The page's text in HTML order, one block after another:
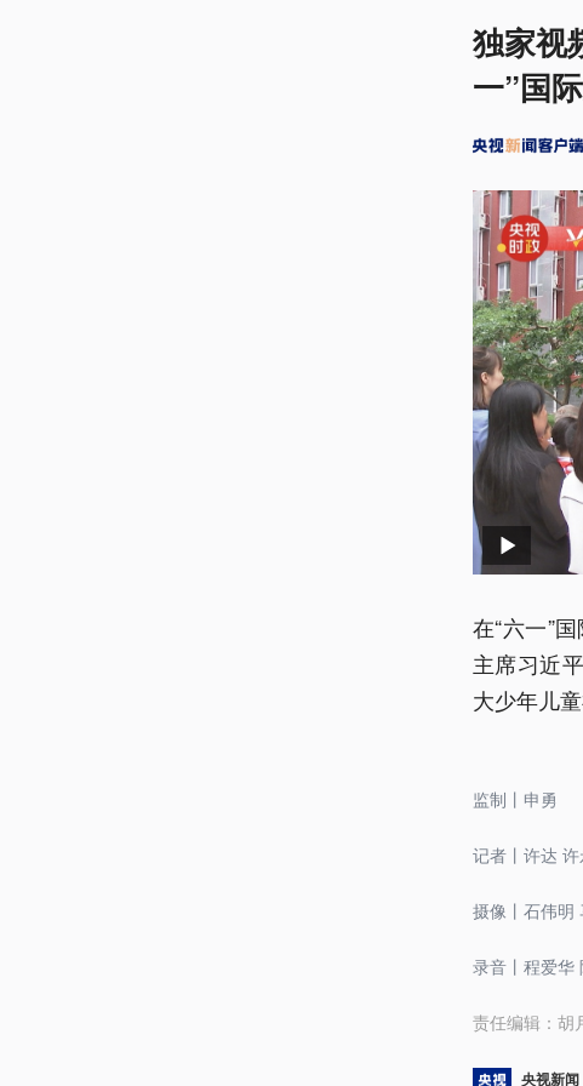
独家视
一”国
在“六一”
主席习近
大少年儿童
监制丨申勇
记者丨许达
摄像丨石伟明
录音丨程爱华
责任编辑： 胡
央视新闻